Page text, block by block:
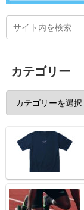
カテゴリー